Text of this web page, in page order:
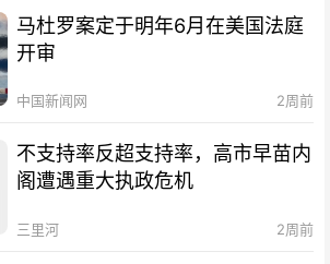
马杜罗案定于明年6月在美国法庭
开审
中国新闻网 2周前
不支持率反超支持率，高市早苗内
阁遭遇重大执政危机
三里河 2周前